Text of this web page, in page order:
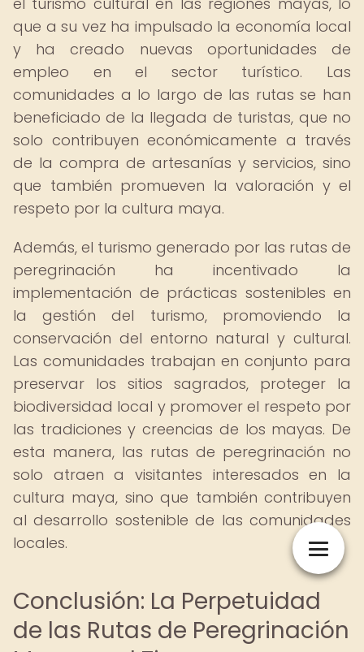
que a su vez ha impulsado la economía local
y ha creado nuevas oportunidades de
empleo en el sector turístico. Las
comunidades a lo largo de las rutas se han
beneficiado de la llegada de turistas, que no
solo contribuyen económicamente a través
de la compra de artesanías y servicios, sino
que también promueven la valoración y el
respeto por la cultura maya.
Además, el turismo generado por las rutas de
peregrinación ha incentivado la
implementación de prácticas sostenibles en
la gestión del turismo, promoviendo la
conservación del entorno natural y cultural.
Las comunidades trabajan en conjunto para
preservar los sitios sagrados, proteger la
biodiversidad local y promover el respeto por
las tradiciones y creencias de los mayas. De
esta manera, las rutas de peregrinación no
solo atraen a visitantes interesados en la
cultura maya, sino que también contribuyen
al desarrollo sostenible de las comunidades
locales.
Conclusión: La Perpetuidad
de las Rutas de Peregrinación